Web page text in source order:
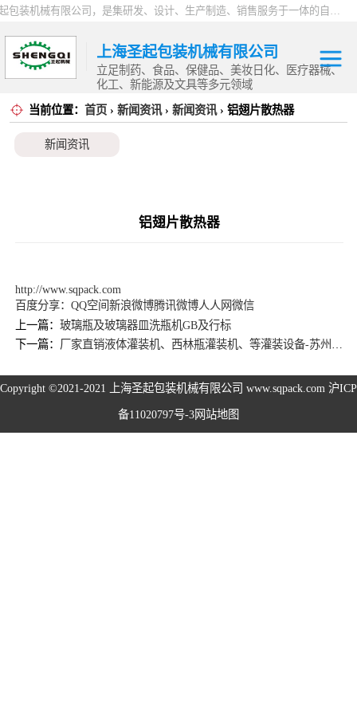
上海圣起包装机械有限公司，是集研发、设计、生产制造、销售服务于一体的自动化高新科技企业。企业成立于2004年，注册资本1000万元，总占地面积约15000平方。 企业发展二十余年以来，一直专注于自动化设备这一朝阳行业，致力于为制药、食品、日化、化工、物流、仓储等行业提供一站式智能包装解决方案。服务用户覆盖全国各省市以及海内外，产品远销全球，2024 年度总产值9000万。
上海圣起包装机械有限公司
立足制药、食品、保健品、美妆日化、医疗器械、
化工、新能源及文具等多元领域
当前位置： 首页 › 新闻资讯› 新闻资讯› 铝翅片散热器
新闻资讯
铝翅片散热器
http://www.sqpack.com
百度分享：QQ空间新浪微博腾讯微博人人网微信
上一篇：玻璃瓶及玻璃器皿洗瓶机GB及行标
下一篇： 厂家直销液体灌装机、西林瓶灌装机、等灌装设备-苏州市云帆机械
Copyright ©2021-2021 上海圣起包装机械有限公司 www.sqpack.com 沪ICP
备11020797号-3网站地图
其他定制自动化
机器人应用
套标机系列
贴标机系列
旋盖机系列